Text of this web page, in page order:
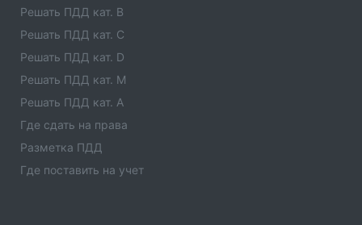
телефоны, услуги , отзывы
Список единых агентов в населенном пункте -
Единые агенты в городе Лениногорск. Адреса,
Единые агенты в городе Лаишево
Список единых агентов в населенном пункте -
Единые агенты в городе Лаишево. Адреса, телефоны,
услуги , отзывы
Решать ПДД кат. B
Решать ПДД кат. C
Решать ПДД кат. D
Решать ПДД кат. M
Решать ПДД кат. A
Где сдать на права
Разметка ПДД
Где поставить на учет